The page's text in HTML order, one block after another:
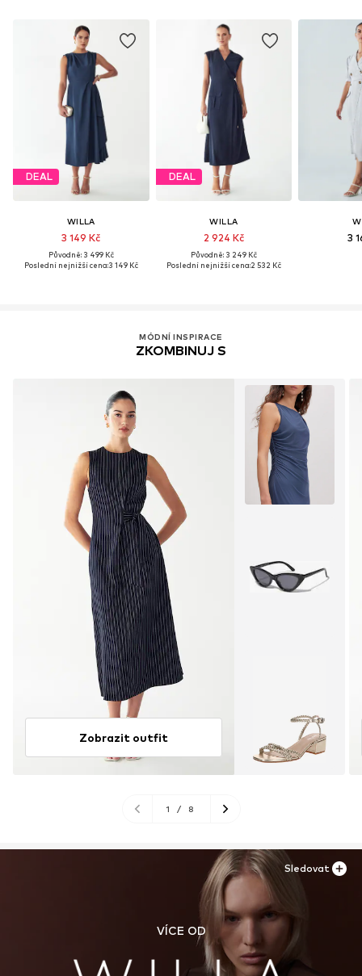
DEAL
WILLA
3 149 Kč
Původně: 3 499 Kč
Poslední nejnižší cena:3 149 Kč
DEAL
WILLA
2 924 Kč
Původně: 3 249 Kč
Poslední nejnižší cena:2 532 Kč
3
MÓDNÍ INSPIRACE
ZKOMBINUJ S
Zobrazit outfit
1 / 8
VÍCE OD
Sledovat